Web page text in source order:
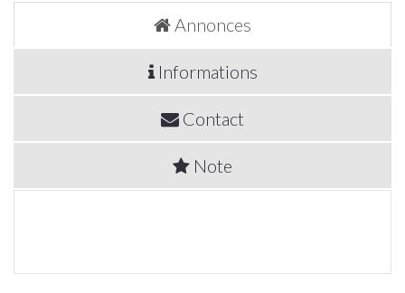
Annonces
Informations
Contact
Note